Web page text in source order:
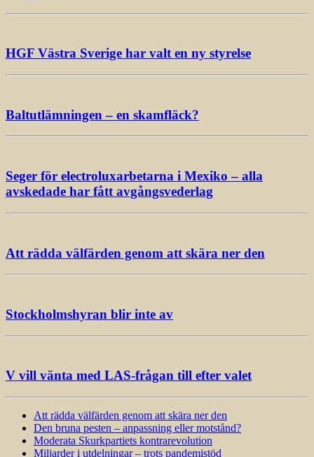
HGF Västra Sverige har valt en ny styrelse
Baltutlämningen – en skamfläck?
Seger för electroluxarbetarna i Mexiko – alla
avskedade har fått avgångsvederlag
Att rädda välfärden genom att skära ner den
Stockholmshyran blir inte av
V vill vänta med LAS-frågan till efter valet
Att rädda välfärden genom att skära ner den
Den bruna pesten – anpassning eller motstånd?
Moderata Skurkpartiets kontrarevolution
Miljarder i utdelningar – trots pandemistöd